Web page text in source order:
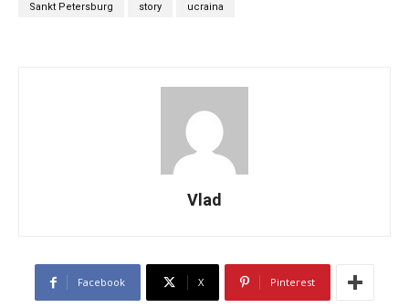
Sankt Petersburg story ucraina
Vlad
Facebook X Pinterest